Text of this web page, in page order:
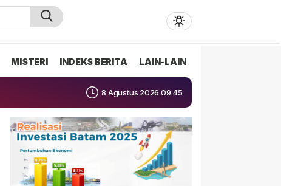
MISTERI INDEKS BERITA LAIN-LAIN
8 Agustus 2026 09:45